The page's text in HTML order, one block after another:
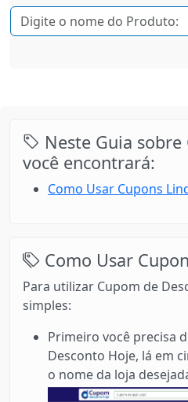
Neste Guia
você encontrará:
Como Usar Cupons
Como Usar
Para utilizar Cupom de
simples:
Primeiro você precisa
Desconto Hoje, lá em
o nome da loja